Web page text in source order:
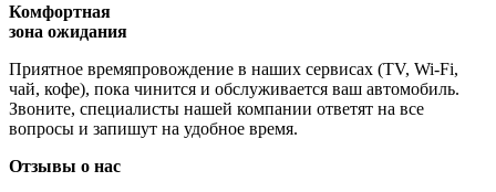
Комфортная
зона ожидания
Приятное времяпровождение в наших сервисах (TV, Wi-Fi,
чай, кофе), пока чинится и обслуживается ваш автомобиль.
Звоните, специалисты нашей компании ответят на все
вопросы и запишут на удобное время.
Отзывы о нас